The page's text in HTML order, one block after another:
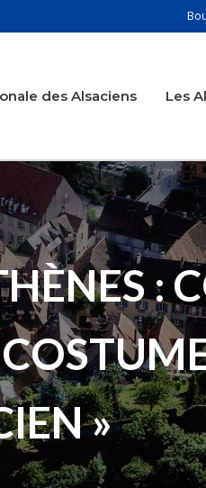
des Alsaciens Les
:
»